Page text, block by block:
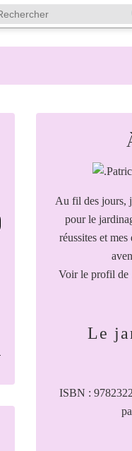
Au fil des jours,
pour le
réussites et
Voir le profil de
Le
ISBN :